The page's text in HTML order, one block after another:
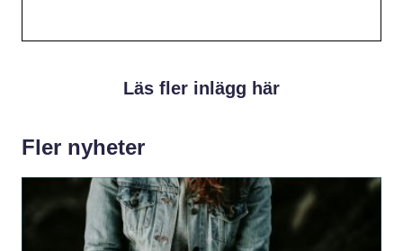
Läs fler inlägg här
Fler nyheter